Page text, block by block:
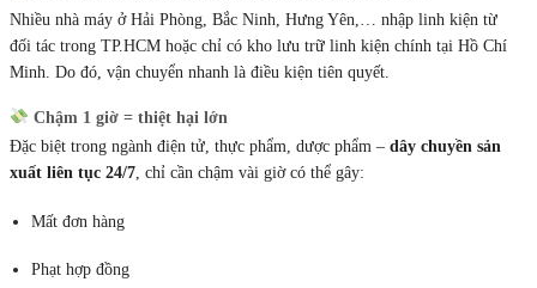
Nhiều nhà máy ở Hải Phòng, Bắc Ninh, Hưng Yên,… nhập linh kiện từ
đối tác trong TP.HCM hoặc chỉ có kho lưu trữ linh kiện chính tại Hồ Chí
Minh. Do đó, vận chuyển nhanh là điều kiện tiên quyết.
Chậm 1 giờ = thiệt hại lớn
Đặc biệt trong ngành điện tử, thực phẩm, dược phẩm – dây chuyền sản
xuất liên tục 24/7, chỉ cần chậm vài giờ có thể gây:
Mất đơn hàng
Phạt hợp đồng